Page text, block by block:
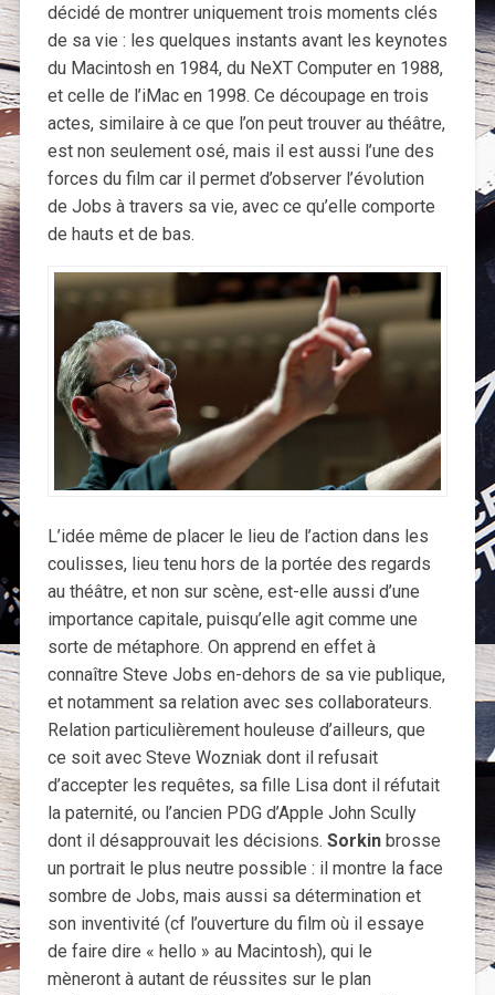
décidé de montrer uniquement trois moments clés
de sa vie : les quelques instants avant les keynotes
du Macintosh en 1984, du NeXT Computer en 1988,
et celle de l’iMac en 1998. Ce découpage en trois
actes, similaire à ce que l’on peut trouver au théâtre,
est non seulement osé, mais il est aussi l’une des
forces du film car il permet d’observer l’évolution
de Jobs à travers sa vie, avec ce qu’elle comporte
de hauts et de bas.
L’idée même de placer le lieu de l’action dans les
coulisses, lieu tenu hors de la portée des regards
au théâtre, et non sur scène, est-elle aussi d’une
importance capitale, puisqu’elle agit comme une
sorte de métaphore. On apprend en effet à
connaître Steve Jobs en-dehors de sa vie publique,
et notamment sa relation avec ses collaborateurs.
Relation particulièrement houleuse d’ailleurs, que
ce soit avec Steve Wozniak dont il refusait
d’accepter les requêtes, sa fille Lisa dont il réfutait
la paternité, ou l’ancien PDG d’Apple John Scully
dont il désapprouvait les décisions. Sorkinbrosse
un portrait le plus neutre possible : il montre la face
sombre de Jobs, mais aussi sa détermination et
son inventivité (cf l’ouverture du film où il essaye
de faire dire « hello » au Macintosh), qui le
mèneront à autant de réussites sur le plan